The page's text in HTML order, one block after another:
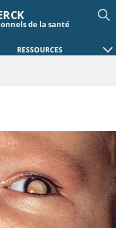
de la santé
RESSOURCES